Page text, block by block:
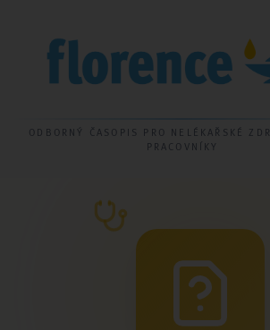
ODBORNÝ ČASOPIS PRO NELÉKAŘSKÉ
PRACOVNÍKY